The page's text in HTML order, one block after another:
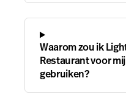
Waarom zou ik
Restaurant voor
gebruiken?